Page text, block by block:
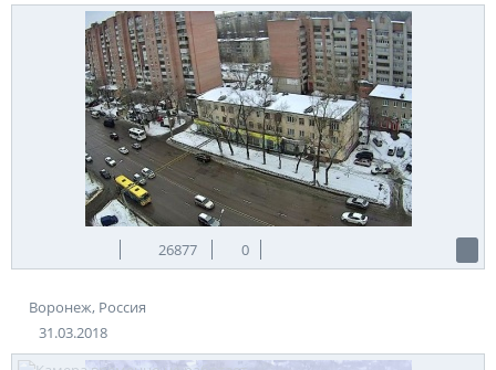
26877 0
Воронеж, Россия
31.03.2018